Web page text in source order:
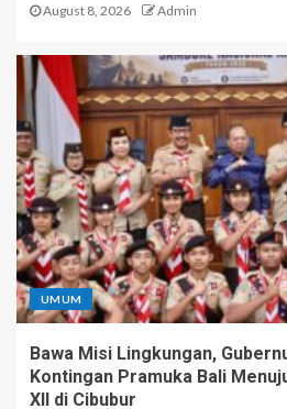
August 8, 2026 Admin
UMUM
Bawa Misi Lingkungan,
Kontingan Pramuka Bali
XII di Cibubur